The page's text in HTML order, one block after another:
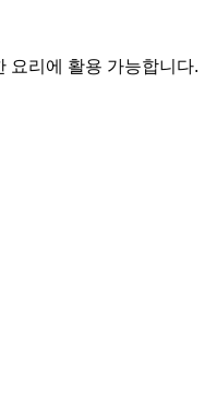
요리에 활용 가능합니다.